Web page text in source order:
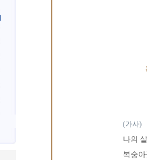
(가사)
나의
복숭